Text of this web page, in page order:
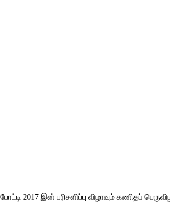
2017 இன் பரிசளிப்பு விழாவும் கணிதப்